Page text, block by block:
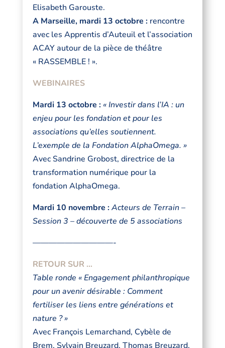
Elisabeth Garouste.
A Marseille, mardi 13 octobre : rencontre
avec les Apprentis d’Auteuil et l’association
ACAY autour de la pièce de théâtre
« RASSEMBLE ! ».
WEBINAIRES
Mardi 13 octobre : « Investir dans l’IA : un
enjeu pour les fondation et pour les
associations qu’elles soutiennent.
L’exemple de la Fondation AlphaOmega. »
Avec Sandrine Grobost, directrice de la
transformation numérique pour la
fondation AlphaOmega.
Mardi 10 novembre :Acteurs de Terrain –
Session 3 – découverte de 5 associations
——————————-
RETOUR SUR …
Table ronde « Engagement philanthropique
pour un avenir désirable : Comment
fertiliser les liens entre générations et
nature ? »
Avec François Lemarchand, Cybèle de
Brem, Sylvain Breuzard, Thomas Breuzard,